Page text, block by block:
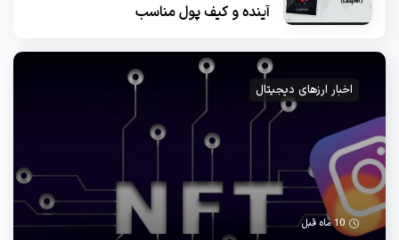
آینده و کیف پول مناسب
اخبار ارزهای دیجیتال
10 ماه قبل